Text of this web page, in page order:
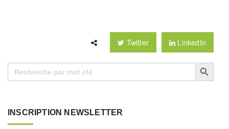
Twitter LinkedIn
Search
for:
Search Button
INSCRIPTION NEWSLETTER